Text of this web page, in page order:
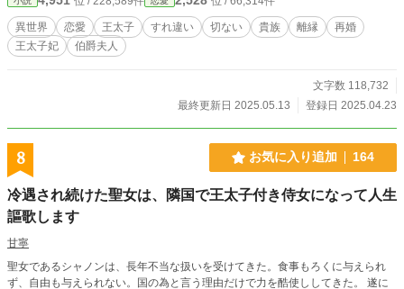
でございます。 ❇100%妄想の産物です。妄想なので史実とは異なっておりま
す。 ❇妄想遠泳の果てに波打ち際に打ち上げられた妄想スイマーによる寝物語
です。 疲れたお心とお身体を妄想で癒やして頂けますと泳ぎ甲斐があります。
異世界 恋愛 王太子 すれ違い 切ない 貴族 離縁
再婚
王太子妃
伯爵夫人
文字数 118,732
最終更新日 2025.05.13
登録日 2025.04.23
8 お気に入り追加 164
冷遇され続けた聖女は、隣国で王太子付き侍女になって人生
謳歌します
甘寧
聖女であるシャノンは、長年不当な扱いを受けてきた。食事もろくに与えられ
ず、自由も与えられない。国の為と言う理由だけで力を酷使ししてきた。 遂に